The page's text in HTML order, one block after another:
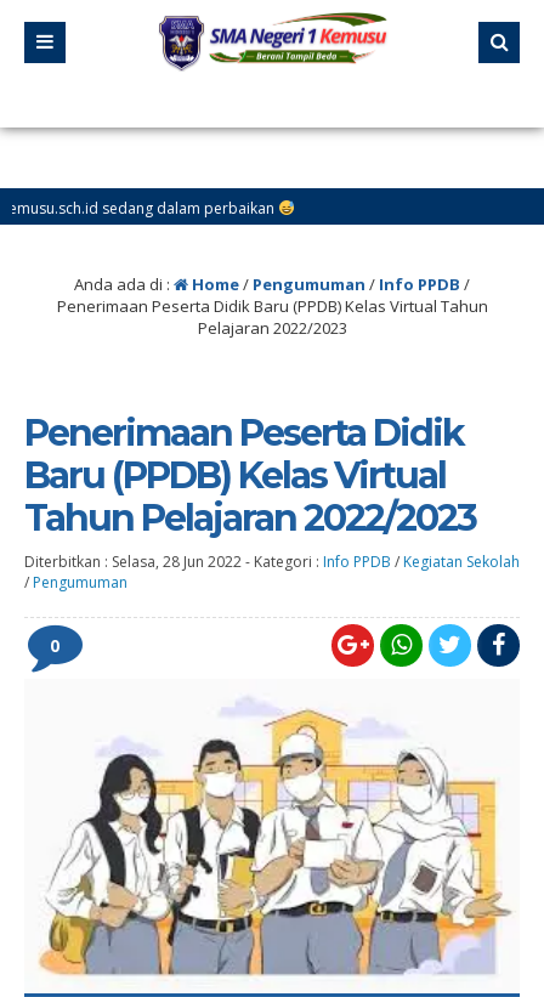
sedang dalam perbaikan
Anda ada di : Home/ Pengumuman / Info PPDB /
Penerimaan Peserta Didik Baru (PPDB) Kelas Virtual Tahun
Pelajaran 2022/2023
Penerimaan Peserta Didik
Baru (PPDB) Kelas Virtual
Tahun Pelajaran 2022/2023
Diterbitkan : Selasa, 28 Jun 2022- Kategori : Info PPDB / Kegiatan Sekolah
/ Pengumuman
0